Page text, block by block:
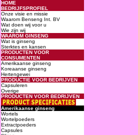
HOME
BEDRIJFSPROFIEL
Onze visie en missie
Waarom Benseng Int. BV
Wat doen wij voor u
Wie zijn wij
WAAROM GINSENG
Wat is ginseng
Sterktes en kansen
PRODUCTEN VOOR
CONSUMENTEN
Amerikaanse ginseng
Koreaanse ginseng
Hertengewei
PRODUCTIE VOOR BEDRIJVEN
Capsuleren
Overige
PRODUCTEN VOOR BEDRIJVEN
Amerikaanse ginseng
Wortels
Wortelpoeders
Extractpoeders
Capsules